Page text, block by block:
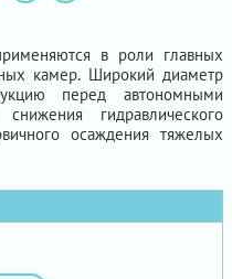
в роли главных
камер. Широкий диаметр
перед автономными
гидравлического
осаждения тяжелых